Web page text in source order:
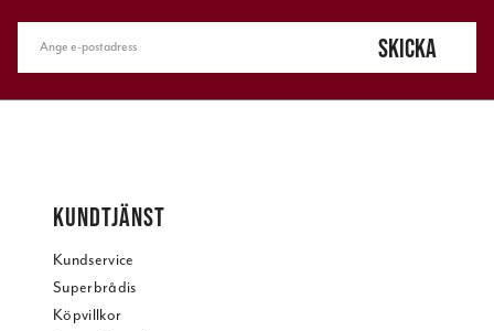
SKICKA
KUNDTJÄNST
Kundservice
Superbrådis
Köpvillkor